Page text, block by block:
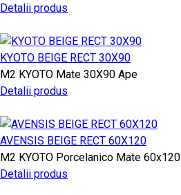
Detalii produs
KYOTO BEIGE RECT 30X90
M2 KYOTO Mate 30X90 Ape
Detalii produs
AVENSIS BEIGE RECT 60X120
M2 KYOTO Porcelanico Mate 60x120
Detalii produs